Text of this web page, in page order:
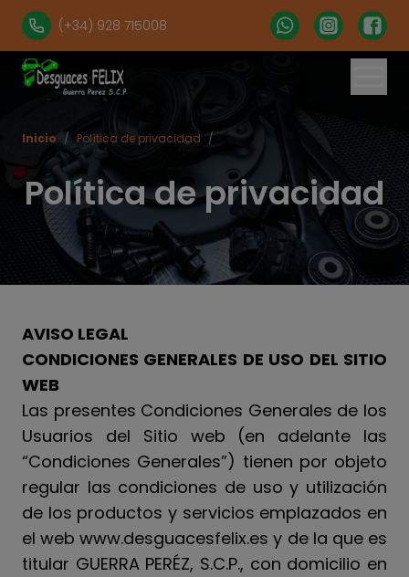
(+34) 928 715008
Política de privacidad
Inicio / Política de privacidad /
AVISO LEGAL
CONDICIONES GENERALES DE USO DEL SITIO
WEB
Las presentes Condiciones Generales de los
Usuarios del Sitio web (en adelante las
“Condiciones Generales”) tienen por objeto
regular las condiciones de uso y utilización
de los productos y servicios emplazados en
el web www.desguacesfelix.es y de la que es
titular GUERRA PERÉZ, S.C.P., con domicilio en